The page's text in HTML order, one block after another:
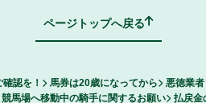
ページトップへ戻る
認を！ 馬券は20歳になってから
悪徳業
競馬場へ移動中の騎手に関するお願い 払戻金